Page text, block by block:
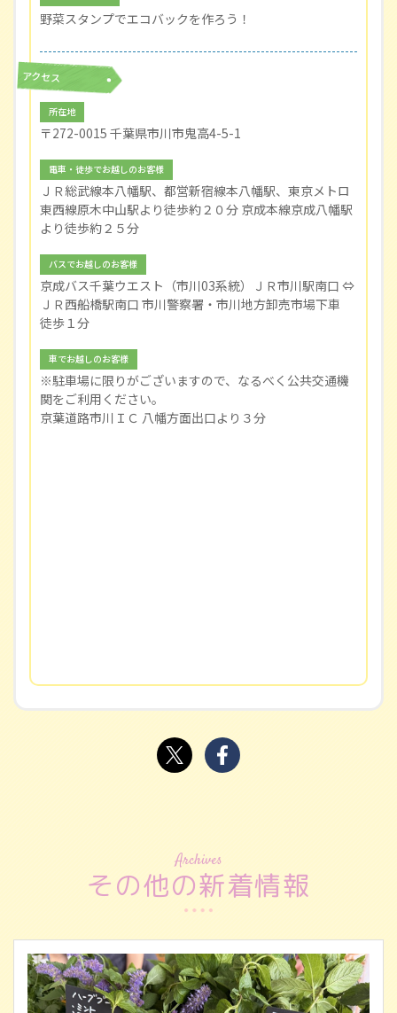
野菜スタンプでエコバックを作ろう！
アクセス
所在地
〒272-0015 千葉県市川市鬼高4-5-1
電車・徒歩でお越しのお客様
ＪＲ総武線本八幡駅、都営新宿線本八幡駅、東京メトロ
東西線原木中山駅より徒歩約２０分 京成本線京成八幡駅
より徒歩約２５分
バスでお越しのお客様
京成バス千葉ウエスト（市川03系統）ＪＲ市川駅南口 ⇔
ＪＲ西船橋駅南口 市川警察署・市川地方卸売市場下車
徒歩１分
車でお越しのお客様
※駐車場に限りがございますので、なるべく公共交通機
関をご利用ください。
京葉道路市川ＩＣ 八幡方面出口より３分
Archives
その他の新着情報